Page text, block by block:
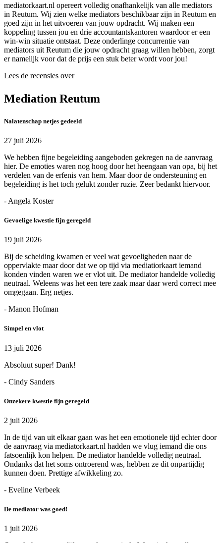
mediatorkaart.nl opereert volledig onafhankelijk van alle mediators
in Reutum. Wij zien welke mediators beschikbaar zijn in Reutum en
goed zijn in het uitvoeren van jouw opdracht. Wij maken een
koppeling tussen jou en drie accountantskantoren waardoor er een
win-win situatie ontstaat. Deze onderlinge concurrentie van
mediators uit Reutum die jouw opdracht graag willen hebben, zorgt
er namelijk voor dat de prijs een stuk beter wordt voor jou!
Lees de recensies over
Mediation Reutum
Nalatenschap netjes gedeeld
27 juli 2026
We hebben fijne begeleiding aangeboden gekregen na de aanvraag
hier. De emoties waren nog hoog door het heengaan van opa, bij het
verdelen van de erfenis van hem. Maar door de ondersteuning en
begeleiding is het toch gelukt zonder ruzie. Zeer bedankt hiervoor.
- Angela Koster
Gevoelige kwestie fijn geregeld
19 juli 2026
Bij de scheiding kwamen er veel wat gevoeligheden naar de
oppervlakte maar door dat we op tijd via mediatiorkaart iemand
konden vinden waren we er vlot uit. De mediator handelde volledig
neutraal. Weleens was het een tere zaak maar daar werd correct mee
omgegaan. Erg netjes.
- Manon Hofman
Simpel en vlot
13 juli 2026
Absoluut super! Dank!
- Cindy Sanders
Onzekere kwestie fijn geregeld
2 juli 2026
In de tijd van uit elkaar gaan was het een emotionele tijd echter door
de aanvraag via mediatorkaart.nl hadden we vlug iemand die ons
fatsoenlijk kon helpen. De mediator handelde volledig neutraal.
Ondanks dat het soms ontroerend was, hebben ze dit onpartijdig
kunnen doen. Prettige afwikkeling zo.
- Eveline Verbeek
De mediator was goed!
1 juli 2026